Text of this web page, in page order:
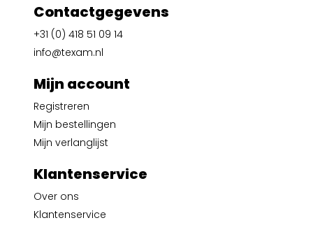
Contactgegevens
+31 (0) 418 51 09 14
info@texam.nl
Mijn account
Registreren
Mijn bestellingen
Mijn verlanglijst
Klantenservice
Over ons
Klantenservice